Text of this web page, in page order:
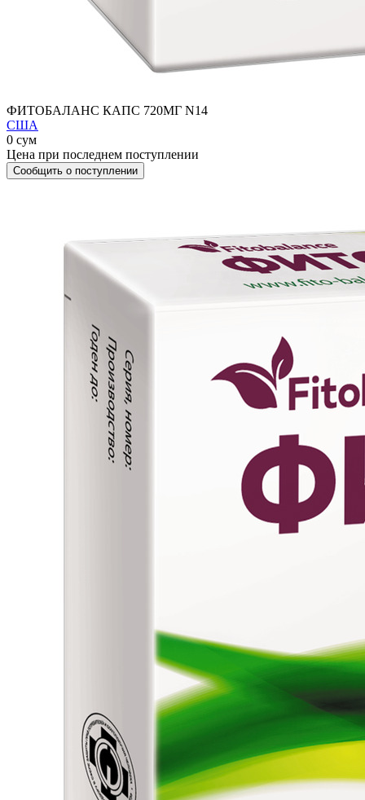
ФИТОБАЛАНС КАПС 720МГ N14
США
0 сум
Цена при последнем поступлении
Сообщить о поступлении